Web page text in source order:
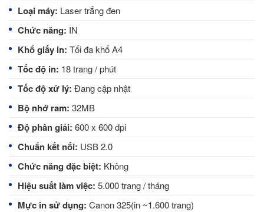
Loại máy: Laser trắng đen
Chức năng: IN
Khổ giấy in: Tối đa khổ A4
Tốc độ in: 18 trang / phút
Tốc độ xử lý: Đang cập nhật
Bộ nhớ ram: 32MB
Độ phân giải: 600 x 600 dpi
Chuẩn kết nối: USB 2.0
Chức năng đặc biệt: Không
Hiệu suất làm việc: 5.000 trang / tháng
Mực in sử dụng: Canon 325(in ~1.600 trang)